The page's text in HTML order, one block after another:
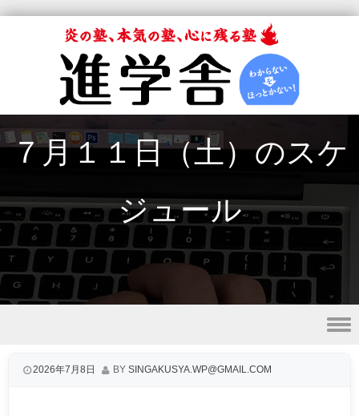
７月１１日（土）のスケ
ジュール
2026年7月8日 BY SINGAKUSYA.WP@GMAIL.COM